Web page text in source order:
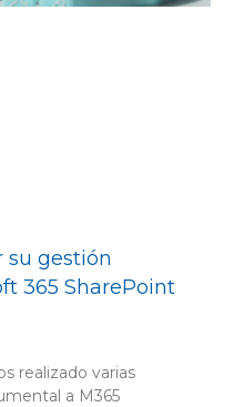
su gestión
365 SharePoint
realizado varias
a M365